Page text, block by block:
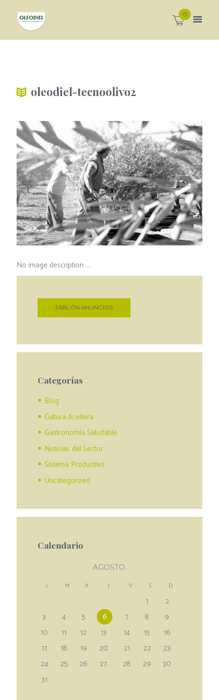
0
oleodiel-tecnoolivo2
No image description ...
TABLÓN ANUNCIOS
Categorías
Blog
Cultura Aceitera
Gastronomía Saludable
Noticias del Sector
Sistema Productivo
Uncategorized
Calendario
AGOSTO
L M X J V S D
1
2
3
4 5 6 7 8
9
10
11 12 13 14 15
16
17
18 19 20 21 22
23
24
25 26 27 28 29
30
31